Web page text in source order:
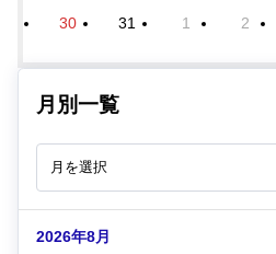
30 31 1 2
月別一覧
2026年8月